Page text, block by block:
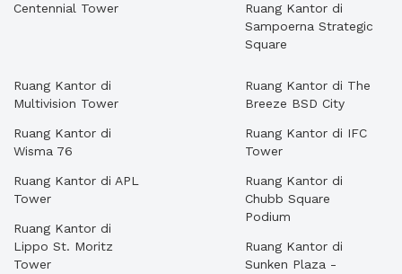
Centennial Tower
Ruang Kantor di
Sampoerna Strategic
Square
Ruang Kantor di
Multivision Tower
Ruang Kantor di
Wisma 76
Ruang Kantor di APL
Tower
Ruang Kantor di
Lippo St. Moritz
Tower
Ruang Kantor di The
Breeze BSD City
Ruang Kantor di IFC
Tower
Ruang Kantor di
Chubb Square
Podium
Ruang Kantor di
Sunken Plaza -